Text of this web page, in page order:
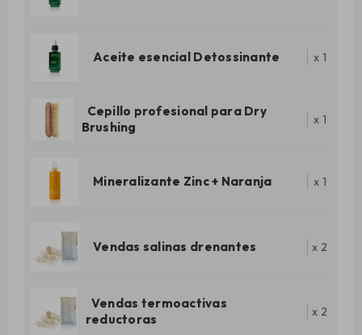
Aceite esencial Detossinante x 1
Cepillo profesional para Dry
Brushing
x 1
Mineralizante Zinc + Naranja x 1
Vendas salinas drenantes x 2
Vendas termoactivas
reductoras
x 2